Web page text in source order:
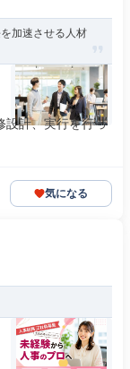
加速させる人材
設計、実行を行っ
気になる